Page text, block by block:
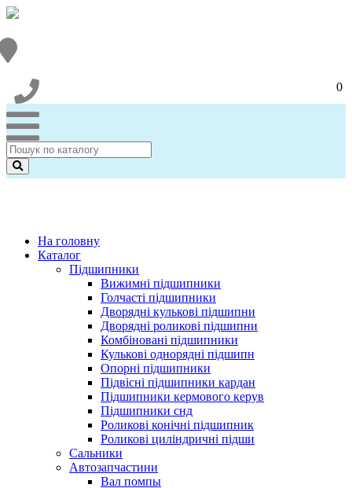
0
На головну
Каталог
Підшипники
Вижимні підшипники
Голчасті підшипники
Дворядні кулькові підшипни
Дворядні роликові підшипни
Комбіновані підшипники
Кулькові однорядні підшипн
Опорні підшипники
Підвісні підшипники кардан
Підшипники кермового керув
Підшипники снд
Роликові конічні підшипник
Роликові циліндричні підши
Сальники
Автозапчастини
Вал помпы